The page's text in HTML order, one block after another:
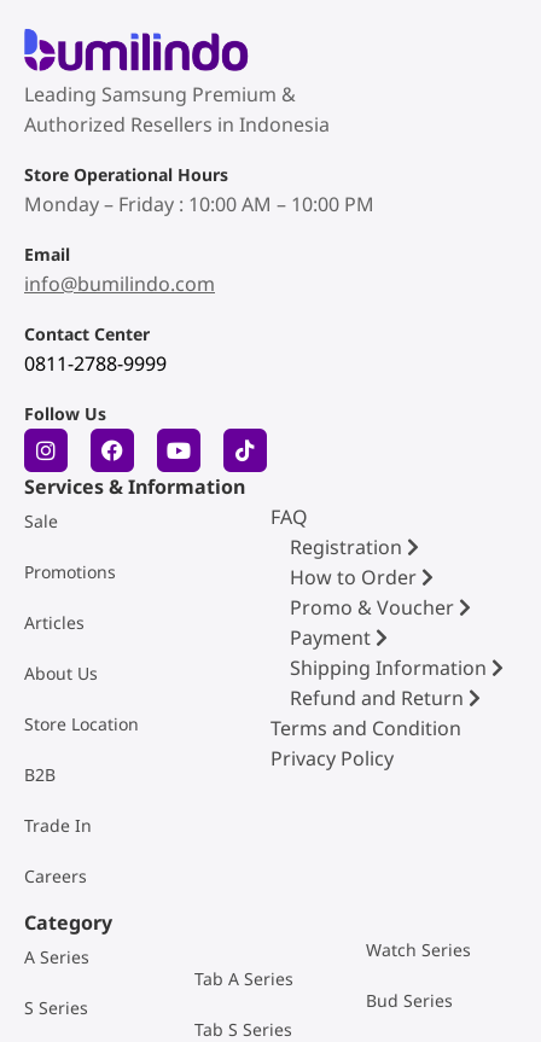
Leading Samsung Premium &
Authorized Resellers in Indonesia
Store Operational Hours
Monday – Friday : 10:00 AM – 10:00 PM
Email
info@bumilindo.com
Contact Center
0811-2788-9999
Follow Us
Services & Information
Sale
Promotions
Articles
About Us
Store Location
B2B
Trade In
Careers
FAQ
Registration
How to Order
Promo & Voucher
Payment
Shipping Information
Refund and Return
Terms and Condition
Privacy Policy
Category
A Series
S Series
Tab A Series
Tab S Series
Watch Series
Bud Series